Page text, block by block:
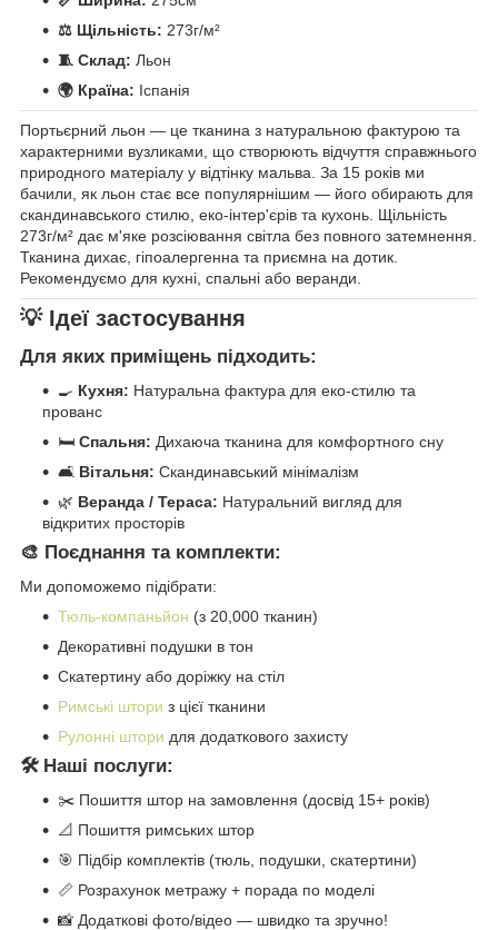
⚖️ Щільність: 273г/м²
🧵 Склад: Льон
🌍 Країна: Іспанія
Портьєрний льон — це тканина з натуральною фактурою та
характерними вузликами, що створюють відчуття справжнього
природного матеріалу у відтінку мальва. За 15 років ми
бачили, як льон стає все популярнішим — його обирають для
скандинавського стилю, еко-інтер'єрів та кухонь. Щільність
273г/м² дає м'яке розсіювання світла без повного затемнення.
Тканина дихає, гіпоалергенна та приємна на дотик.
Рекомендуємо для кухні, спальні або веранди.
💡 Ідеї застосування
Для яких приміщень підходить:
🍳 Кухня: Натуральна фактура для еко-стилю та
прованс
🛏️ Спальня: Дихаюча тканина для комфортного сну
🛋️ Вітальня: Скандинавський мінімалізм
🌿 Веранда / Тераса: Натуральний вигляд для
відкритих просторів
🎨 Поєднання та комплекти:
Ми допоможемо підібрати:
Тюль-компаньйон (з 20,000 тканин)
Декоративні подушки в тон
Скатертину або доріжку на стіл
Римські штори з цієї тканини
Рулонні штори для додаткового захисту
🛠️ Наші послуги:
✂️ Пошиття штор на замовлення (досвід 15+ років)
📐 Пошиття римських штор
🎯 Підбір комплектів (тюль, подушки, скатертини)
📏 Розрахунок метражу + порада по моделі
📸 Додаткові фото/відео — швидко та зручно!